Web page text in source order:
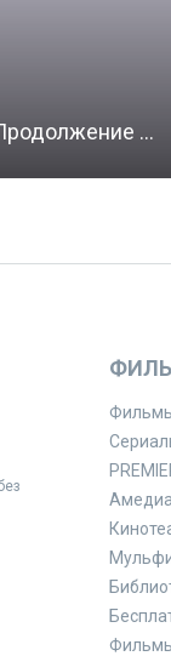
Основной инстинкт. Продолжение рода